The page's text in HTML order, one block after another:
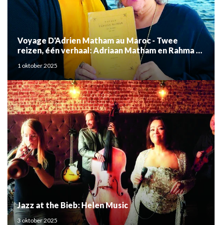
Voyage D'Adrien Matham au Maroc - Twee
reizen, één verhaal: Adriaan Matham en Rahma el
Mouden
1 oktober 2025
Jazz at the Bieb: Helen Music
3 oktober 2025